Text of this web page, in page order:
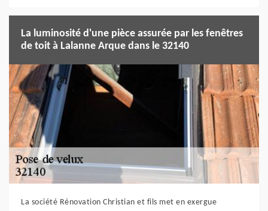
La luminosité d'une pièce assurée par les fenêtres
de toit à Lalanne Arque dans le 32140
La société Rénovation Christian et fils met en exergue